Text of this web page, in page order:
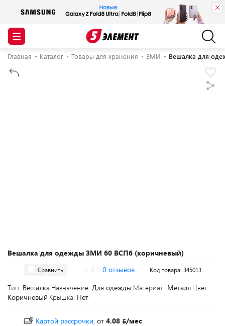
Главная Каталог Товары для хранения ЗМИ Вешалка для
Вешалка для одежды ЗМИ 60 ВСП6 (коричневый)
Сравнить 0 отзывов Код товара: 345013
Тип: Вешалка Назначение: Для одежды Материал: Металл Цвет:
Коричневый Крышка: Нет
Картой рассрочки, от 4.08
/мес